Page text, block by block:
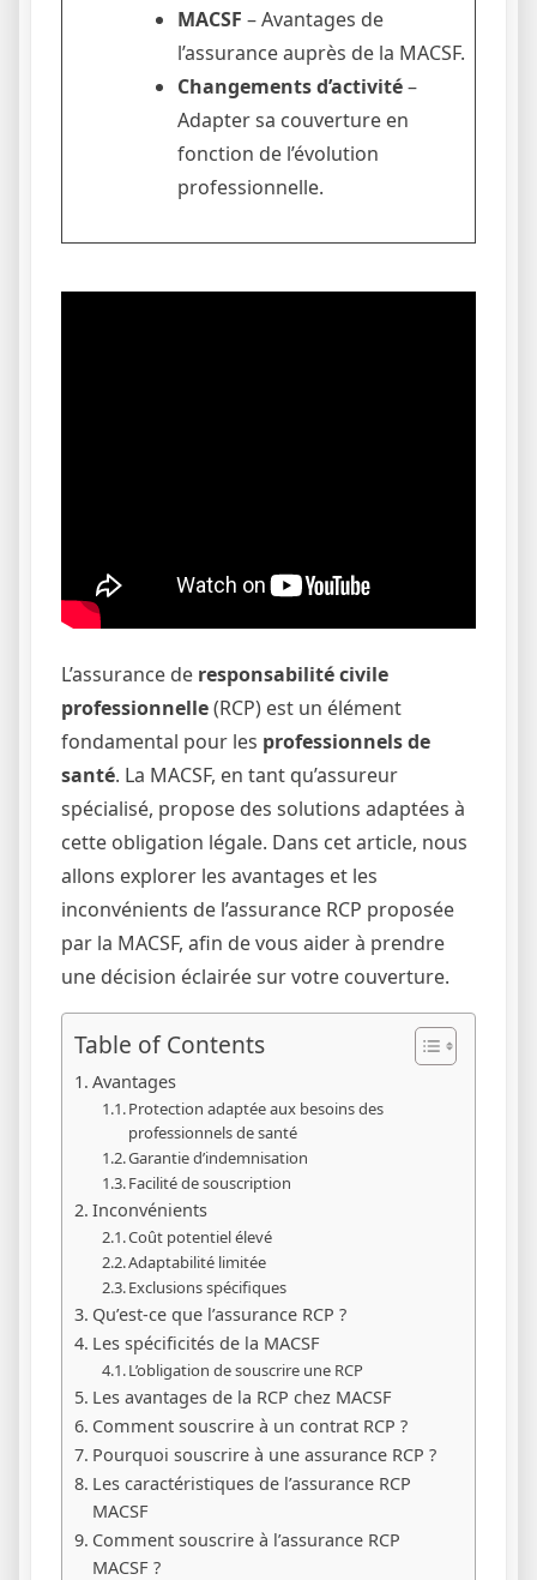
MACSF – Avantages de
l’assurance auprès de la MACSF.
Changements d’activité–
Adapter sa couverture en
fonction de l’évolution
professionnelle.
L’assurance de responsabilité civile
professionnelle(RCP) est un élément
fondamental pour les professionnels de
santé. La MACSF, en tant qu’assureur
spécialisé, propose des solutions adaptées à
cette obligation légale. Dans cet article, nous
allons explorer les avantages et les
inconvénients de l’assurance RCP proposée
par la MACSF, afin de vous aider à prendre
une décision éclairée sur votre couverture.
Table of Contents
Avantages
Protection adaptée aux besoins des
professionnels de santé
Garantie d’indemnisation
Facilité de souscription
Inconvénients
Coût potentiel élevé
Adaptabilité limitée
Exclusions spécifiques
Qu’est-ce que l’assurance RCP ?
Les spécificités de la MACSF
L’obligation de souscrire une RCP
Les avantages de la RCP chez MACSF
Comment souscrire à un contrat RCP ?
Pourquoi souscrire à une assurance RCP ?
Les caractéristiques de l’assurance RCP
MACSF
Comment souscrire à l’assurance RCP
MACSF ?